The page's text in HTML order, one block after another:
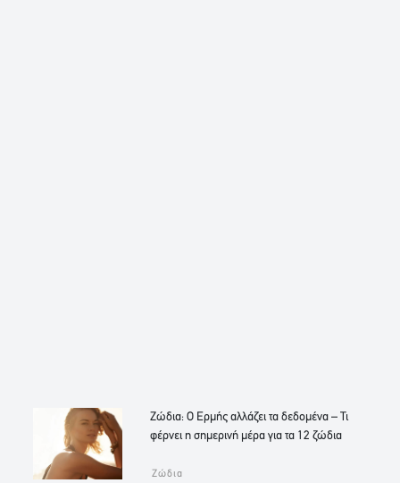
Ζώδια: Ο Ερμής αλλάζει τα δεδομένα – Τι
φέρνει η σημερινή μέρα για τα 12 ζώδια
Ζώδια